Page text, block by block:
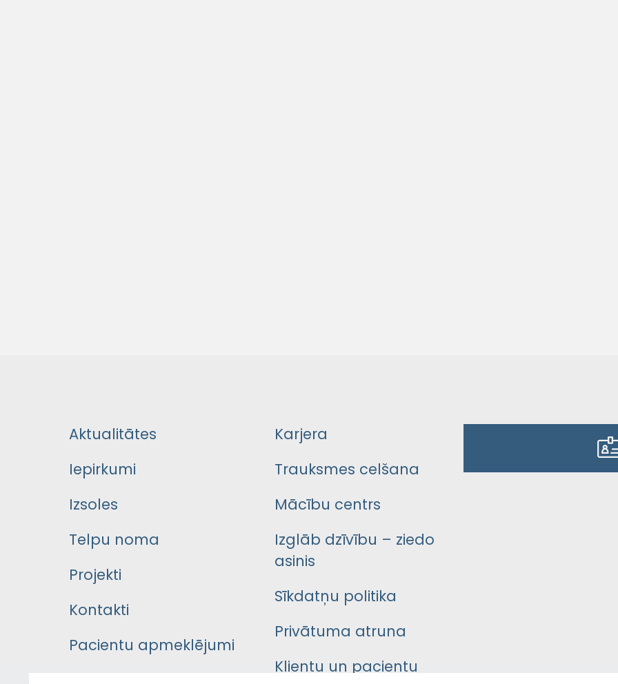
Aktualitātes
Iepirkumi
Izsoles
Telpu noma
Projekti
Kontakti
Pacientu apmeklējumi
Karjera
Trauksmes celšana
Mācību centrs
Izglāb dzīvību – ziedo
asinis
Sīkdatņu politika
Privātuma atruna
Klientu un pacientu